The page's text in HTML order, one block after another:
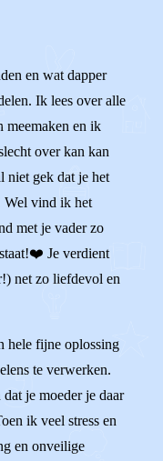
en wat dapper
Ik lees over alle
meemaken en ik
over kan kan
niet gek dat je het
Wel vind ik het
met je vader zo
Je verdient
net zo liefdevol en
hele fijne oplossing
te verwerken.
je moeder je daar
ik veel stress en
en onveilige